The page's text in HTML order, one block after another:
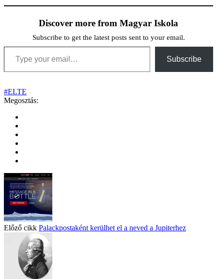
Discover more from Magyar Iskola
Subscribe to get the latest posts sent to your email.
Type your email…
Subscribe
#ELTE
Megosztás:
Előző cikk Palackpostaként kerülhet el a neved a Jupiterhez